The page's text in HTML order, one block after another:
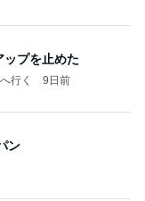
ップを止めた
行く 9日前
ン